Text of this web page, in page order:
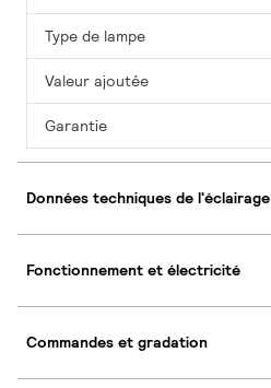
Type de lampe
Valeur ajoutée
Garantie
Données techniques de l'éclairage
Fonctionnement et électricité
Commandes et gradation